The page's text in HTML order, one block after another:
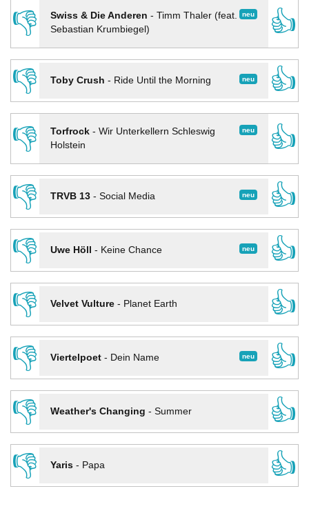
👎
neu
Swiss & Die Anderen - Timm Thaler (feat.
Sebastian Krumbiegel)
👍
👎
neu
Toby Crush - Ride Until the Morning
👍
👎
neu
Torfrock- Wir Unterkellern Schleswig
Holstein
👍
👎
neu
TRVB 13- Social Media
👍
👎
neu
Uwe Höll - Keine Chance
👍
👎
Velvet Vulture- Planet Earth
👍
👎
neu
Viertelpoet- Dein Name
👍
👎
Weather's Changing - Summer
👍
👎
Yaris- Papa 👍